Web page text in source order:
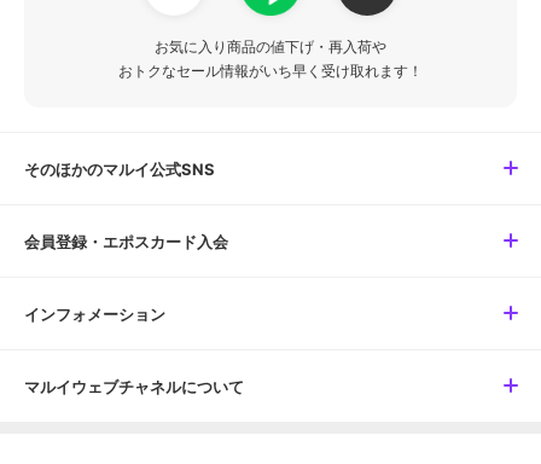
お気に入り商品の値下げ・再入荷や
おトクなセール情報がいち早く受け取れます！
そのほかのマルイ公式SNS
会員登録・エポスカード入会
インフォメーション
マルイウェブチャネルについて